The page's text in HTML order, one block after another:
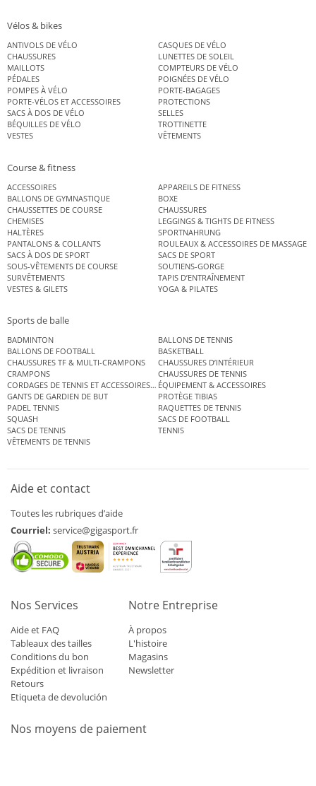
Vélos & bikes
ANTIVOLS DE VÉLO
CASQUES DE VÉLO
CHAUSSURES
LUNETTES DE SOLEIL
MAILLOTS
COMPTEURS DE VÉLO
PÉDALES
POIGNÉES DE VÉLO
POMPES À VÉLO
PORTE-BAGAGES
PORTE-VÉLOS ET ACCESSOIRES
PROTECTIONS
SACS À DOS DE VÉLO
SELLES
BÉQUILLES DE VÉLO
TROTTINETTE
VESTES
VÊTEMENTS
Course & fitness
ACCESSOIRES
APPAREILS DE FITNESS
BALLONS DE GYMNASTIQUE
BOXE
CHAUSSETTES DE COURSE
CHAUSSURES
CHEMISES
LEGGINGS & TIGHTS DE FITNESS
HALTÈRES
SPORTNAHRUNG
PANTALONS & COLLANTS
ROULEAUX & ACCESSOIRES DE MASSAGE
SACS À DOS DE SPORT
SACS DE SPORT
SOUS-VÊTEMENTS DE COURSE
SOUTIENS-GORGE
SURVÊTEMENTS
TAPIS D’ENTRAÎNEMENT
VESTES & GILETS
YOGA & PILATES
Sports de balle
BADMINTON
BALLONS DE TENNIS
BALLONS DE FOOTBALL
BASKETBALL
CHAUSSURES TF & MULTI-CRAMPONS
CHAUSSURES D’INTÉRIEUR
CRAMPONS
CHAUSSURES DE TENNIS
CORDAGES DE TENNIS ET ACCESSOIRES DE TENNISÉQUIPEMENT & ACCESSOIRES
GANTS DE GARDIEN DE BUT
PROTÈGE TIBIAS
PADEL TENNIS
RAQUETTES DE TENNIS
SQUASH
SACS DE FOOTBALL
SACS DE TENNIS
TENNIS
VÊTEMENTS DE TENNIS
Aide et contact
Toutes les rubriques d’aide
Courriel: service@gigasport.fr
Nos Services
Aide et FAQ
Tableaux des tailles
Conditions du bon
Expédition et livraison
Retours
Etiqueta de devolución
Notre Entreprise
À propos
L'histoire
Magasins
Newsletter
Nos moyens de paiement